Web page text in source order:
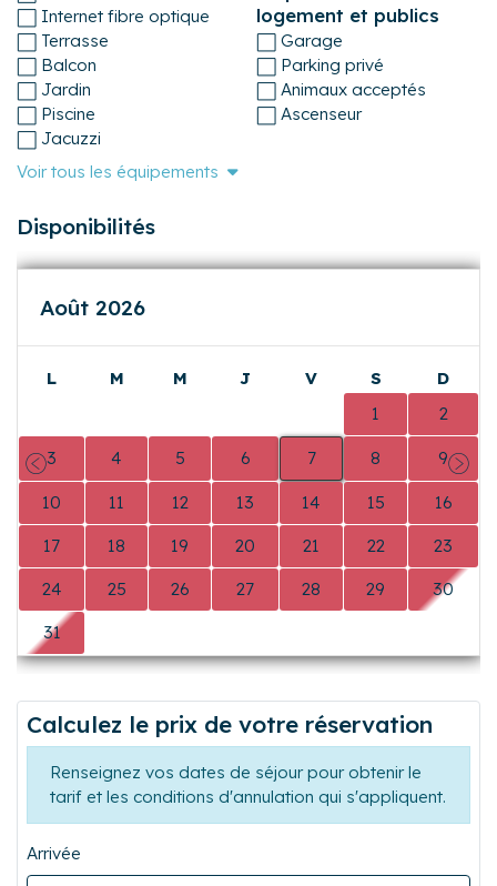
Cocoonr-les-mesanges-bleues-au-soleil-breton-15706 ( 2
personnes )
Cocoonr-les-pinsons-au-soleil-breton-15709 ( 4
personnes )
Cocoonr-les-tourterelles-au-soleil-breton-15710 ( 4
Internet fibre optique
Terrasse
Balcon
Jardin
Piscine
Jacuzzi
logement et publics
Garage
Parking privé
Animaux acceptés
Ascenseur
Voir tous les équipements
Disponibilités
Août 2026
L M M J V S
D
1 2
3 4 5 6 7 8 9
10 11 12 13 14 15 16
17 18 19 20 21 22 23
24 25 26 27 28 29 30
31
Précédent
Calculez le prix de votre réservation
Renseignez vos dates de séjour pour obtenir le
tarif et les conditions d'annulation qui s'appliquent.
Arrivée